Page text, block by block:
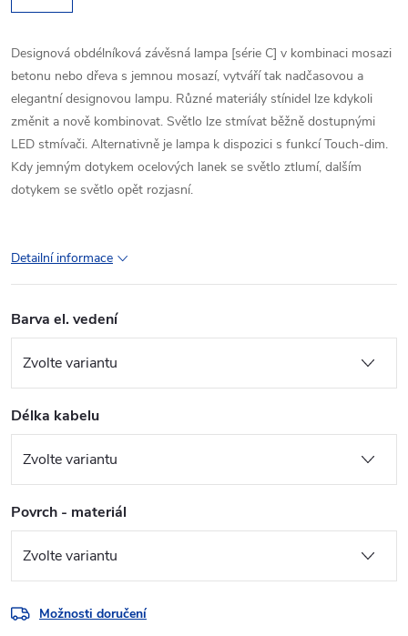
Designová obdélníková závěsná lampa [série C] v kombinaci mosazi
betonu nebo dřeva s jemnou mosazí, vytváří tak nadčasovou a
elegantní designovou lampu. Různé materiály stínidel lze kdykoli
změnit a nově kombinovat. Světlo lze stmívat běžně dostupnými
LED stmívači. Alternativně je lampa k dispozici s funkcí Touch-dim.
Kdy jemným dotykem ocelových lanek se světlo ztlumí, dalším
dotykem se světlo opět rozjasní.
Detailní informace
Barva el. vedení
Délka kabelu
Povrch - materiál
Možnosti doručení